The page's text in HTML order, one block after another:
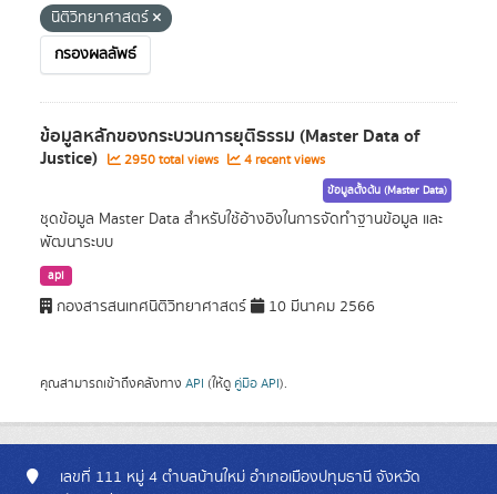
นิติวิทยาศาสตร์
กรองผลลัพธ์
ข้อมูลหลักของกระบวนการยุติธรรม (Master Data of
Justice) 2950 total views 4 recent views
ข้อมูลตั้งต้น (Master Data)
ชุดข้อมูล Master Data สำหรับใช้อ้างอิงในการจัดทำฐานข้อมูล และ
พัฒนาระบบ
api
กองสารสนเทศนิติวิทยาศาสตร์ 10 มีนาคม 2566
คุณสามารถเข้าถึงคลังทาง API (ให้ดู คู่มือ API).
เลขที่ 111 หมู่ 4 ตำบลบ้านใหม่ อำเภอเมืองปทุมธานี จังหวัด